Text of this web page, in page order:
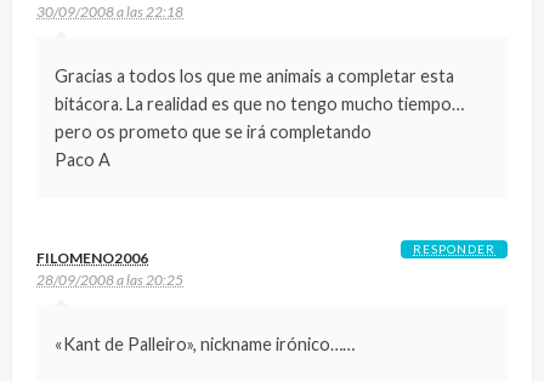
30/09/2008 a las 22:18
Gracias a todos los que me animais a completar esta
bitácora. La realidad es que no tengo mucho tiempo…
pero os prometo que se irá completando
Paco A
FILOMENO2006
28/09/2008 a las 20:25
«Kant de Palleiro», nickname irónico……
RESPONDER